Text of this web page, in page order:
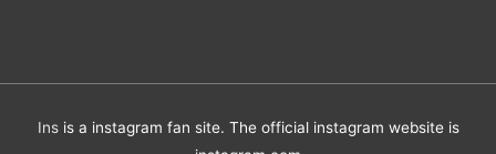
Insis a instagram fan site. The official instagram website is